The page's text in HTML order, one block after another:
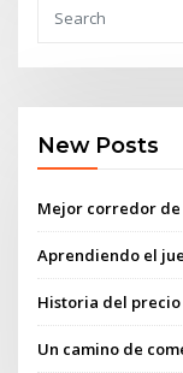
New Posts
Mejor corredor
Aprendiendo el
Historia del
Un camino de